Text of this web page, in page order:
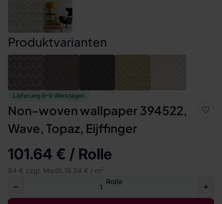
Lieferung 6–9 Werktagen
Non-woven wallpaper 394522,
Wave, Topaz, Eijffinger
101.64 € / Rolle
84 € zzgl. MwSt. 19.54 € / m2
Rolle
Produktvarianten